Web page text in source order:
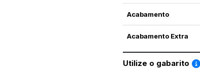
Acabamento
Acabamento Extra
Utilize o gabarito